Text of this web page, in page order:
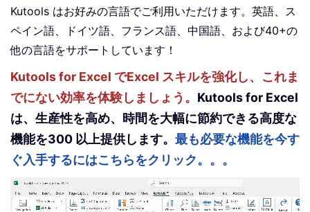
Kutools はお好みの言語でご利用いただけます。英語、ス
ペイン語、ドイツ語、フランス語、中国語、および40+の
他の言語をサポートしています！
Kutools for Excel でExcel スキルを強化し、これま
でにない効率を体験しましょう。 Kutools for Excel
は、生産性を高め、時間を大幅に節約できる高度な
機能を300 以上提供します。 最も必要な機能を今す
ぐ入手するにはこちらをクリック。。。